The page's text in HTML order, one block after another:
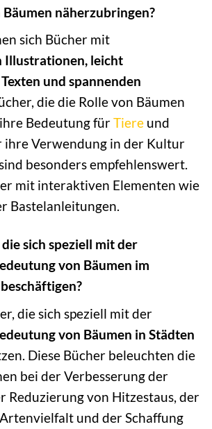
näherzubringen?
sich Bücher mit
Illustrationen, leicht
und spannenden
die die Rolle von Bäumen
Bedeutung fürTiere und
ihre Verwendung in der Kultur
besonders empfehlenswert.
mit interaktiven Elementen wie
Bastelanleitungen.
sich speziell mit der
von Bäumen im
die sich speziell mit der
von Bäumen in Städten
Diese Bücher beleuchten die
bei der Verbesserung der
Reduzierung von Hitzestaus, der
und der Schaffung